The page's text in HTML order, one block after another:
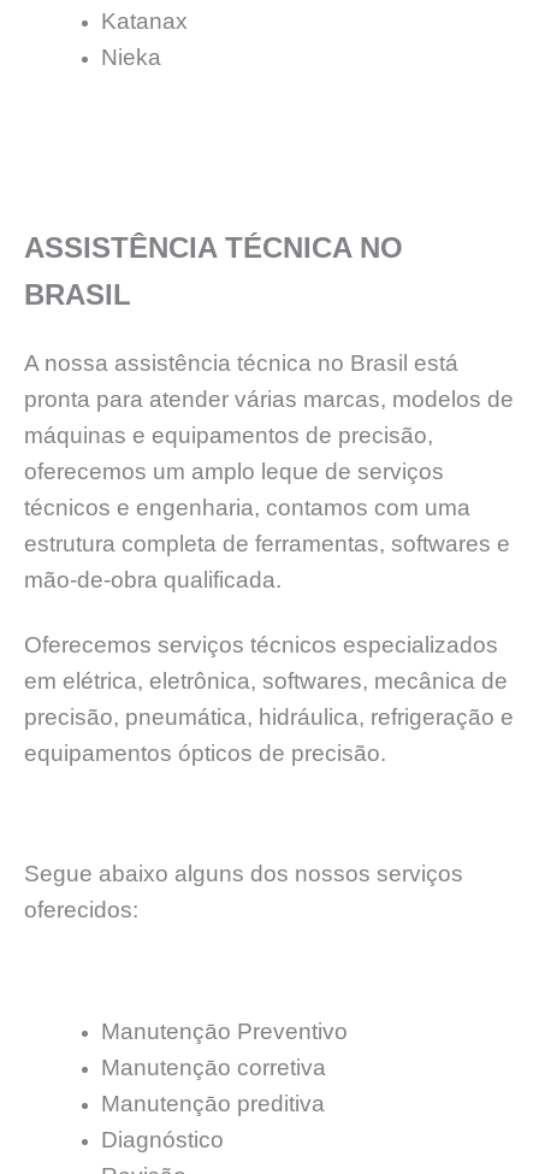
Katanax
Nieka
ASSISTÊNCIA TÉCNICA NO
BRASIL
A nossa assistência técnica no Brasil está
pronta para atender várias marcas, modelos de
máquinas e equipamentos de precisão,
oferecemos um amplo leque de serviços
técnicos e engenharia, contamos com uma
estrutura completa de ferramentas, softwares e
mão-de-obra qualificada.
Oferecemos serviços técnicos especializados
em elétrica, eletrônica, softwares, mecânica de
precisão, pneumática, hidráulica, refrigeração e
equipamentos ópticos de precisão.
Segue abaixo alguns dos nossos serviços
oferecidos:
Manutençāo Preventivo
Manutençāo corretiva
Manutençāo preditiva
Diagnóstico